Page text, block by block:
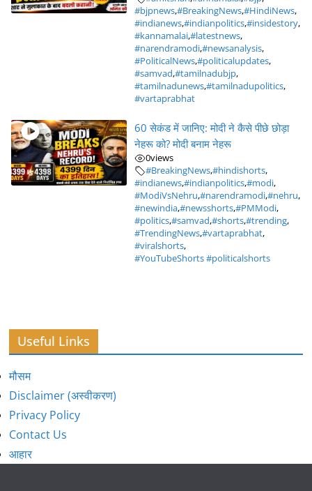
#bjpnews,#BreakingNews,#HindiNews,
#indianews,#indianpolitics,#insidestory,
#kannamalai,#latestnews,
#narendramodi,#newsanalysis,
#PoliticalNews,#politicalupdates,
#samvad,#tamilnadubjp,
#tamilnadunews,#tamilnadupolitics,
#vartaprabhat
60 सेकंड में जानिए: मोदी ने कैसे पीछे छोड़ा
नेहरू को? मोदी बनाम नेहरू
0views
#BreakingNews,#hindishorts,
#indianews,#indianpolitics,#modi,
#ModiVsNehru,#narendramodi,#nehru,
#newindia,#newsshorts,#PMModi,
#politics,#samvad,#shorts,#trending,
#TrendingNews,#vartaprabhat,
#viralshorts,
#YouTubeShorts #politicalshorts
Useful Links
मौसम
Disclaimer (अस्वीकरण)
Privacy Policy
Contact Us
आहार